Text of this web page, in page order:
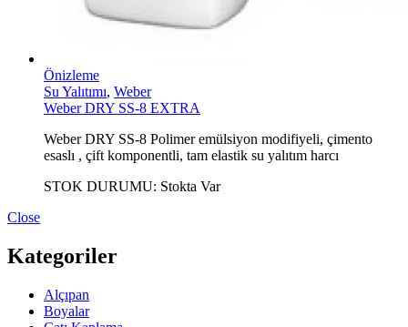
Önizleme
Su Yalıtımı, Weber
Weber DRY SS-8 EXTRA
Weber DRY SS-8 Polimer emülsiyon modifiyeli, çimento
esaslı , çift komponentli, tam elastik su yalıtım harcı
STOK DURUMU: Stokta Var
Close
Kategoriler
Alçıpan
Boyalar